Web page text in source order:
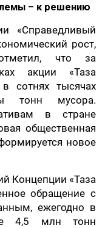
– к решению
«Справедливый
рост,
что за
акции «Таза
сотнях тысячах
тонн мусора.
в стране
общественная
новое
Концепции «Таза
обращение с
ежегодно в
4,5 млн тонн